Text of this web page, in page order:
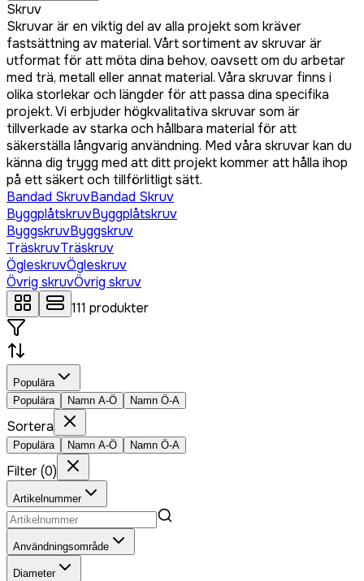
Skruv
Skruvar är en viktig del av alla projekt som kräver
fastsättning av material. Vårt sortiment av skruvar är
utformat för att möta dina behov, oavsett om du arbetar
med trä, metall eller annat material. Våra skruvar finns i
olika storlekar och längder för att passa dina specifika
projekt. Vi erbjuder högkvalitativa skruvar som är
tillverkade av starka och hållbara material för att
säkerställa långvarig användning. Med våra skruvar kan du
känna dig trygg med att ditt projekt kommer att hålla ihop
på ett säkert och tillförlitligt sätt.
Bandad SkruvBandad Skruv
ByggplåtskruvByggplåtskruv
ByggskruvByggskruv
TräskruvTräskruv
ÖgleskruvÖgleskruv
Övrig skruvÖvrig skruv
111 produkter
Populära
Populära
Namn A-Ö Namn Ö-A
Sortera
Populära Namn A-Ö Namn Ö-A
Filter(0)
Artikelnummer
Användningsområde
Diameter